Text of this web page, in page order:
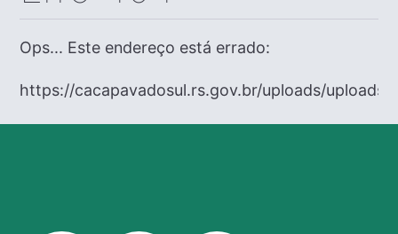
Ops... Este endereço está errado:
https://cacapavadosul.rs.gov.br/uploads/uploads/